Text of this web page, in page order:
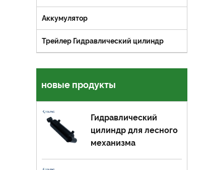
Аккумулятор
Трейлер Гидравлический цилиндр
новые продукты
Гидравлический
цилиндр для лесного
механизма